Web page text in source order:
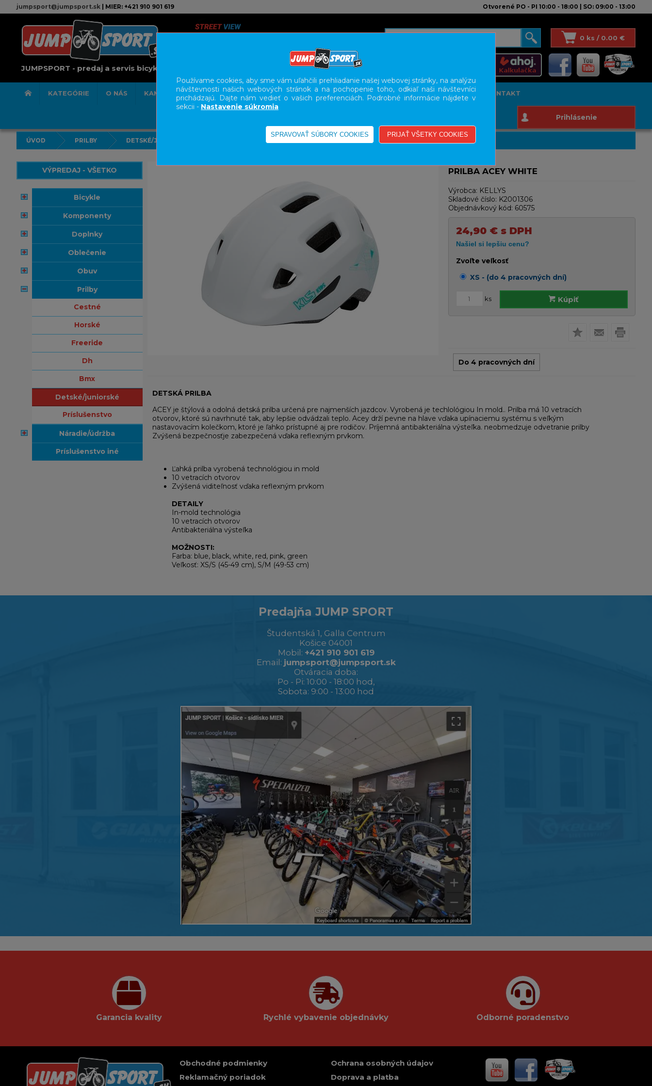
jumpsport@jumpsport.sk| MIER: +421 910 901 619 Otvorené PO - PI 10:00 - 18:00 | SO: 09:00 - 13:00
JUMPSPORT - predaj a servis bicyklov
0 ks / 0.00 €
KATEGÓRIE O NÁS KAMENNÁ PREDAJNA SERVIS SLUŽBY KARIÉRA BODY GEOMETRY FIT STUDIO KONTAKT
Prihlásenie
ÚVOD PRILBY DETSKÉ/JUNIORSKÉ
VÝPREDAJ - VŠETKO
bicykle
komponenty
doplnky
oblečenie
obuv
prilby
cestné
horské
freeride
dh
bmx
detské/juniorské
príslušenstvo
náradie/údržba
príslušenstvo iné
PRILBA ACEY WHITE
Výrobca: KELLYS
Skladové číslo: K2001306
Objednávkový kód: 60575
24,90 €s DPH
Zvoľte veľkosť
XS - (do 4 pracovných dní)
ks Kúpiť
Do 4 pracovných dní
DETSKÁ PRILBA
ACEY je štýlová a odolná detská prilba určená pre najmenších jazdcov. Vyrobená je techlológiou In mold.. Prilba má 10 vetracích
otvorov, ktoré sú navrhnuté tak, aby lepšie odvádzali teplo. Acey drží pevne na hlave vďaka upínaciemu systému s veľkým
nastavovacím kolečkom, ktoré je ľahko prístupné aj pre rodičov. Príjemná antibakteriálna výsteľka. neobmedzuje odvetranie prilby
Zvýšená bezpečnosťje zabezpečená vďaka reflexným prvkom.
Ľahká prilba vyrobená technológiou in mold
10 vetracích otvorov
Zvýšená viditeľnosť vďaka reflexným prvkom
DETAILY
In-mold technológia
10 vetracích otvorov
Antibakteriálna výsteľka
MOŽNOSTI:
Farba: blue, black, white, red, pink, green
Veľkosť: XS/S (45-49 cm), S/M (49-53 cm)
Predajňa JUMP SPORT
Študentská 1, Galla Centrum
Košice 04001
Mobil: +421 910 901 619
Email: jumpsport@jumpsport.sk
Otváracia doba:
Po - Pi: 10:00 - 18:00 hod,
Sobota: 9:00 - 13:00 hod
Garancia kvality Rychlé vybavenie objednávky Odborné poradenstvo
Obchodné podmienky
Reklamačný poriadok
Ochrana osobných údajov
Doprava a platba
Používame cookies, aby sme vám uľahčili prehliadanie našej webovej stránky, na analýzu
návštevnosti našich webových stránok a na pochopenie toho, odkiaľ naši návštevníci
prichádzajú. Dajte nám vedieť o vašich preferenciách. Podrobné informácie nájdete v
sekcii - Nastavenie súkromia